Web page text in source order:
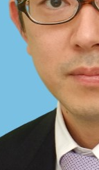
ＢＬＯＧ